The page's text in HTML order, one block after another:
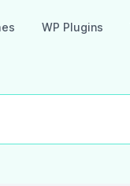
WP Plugins